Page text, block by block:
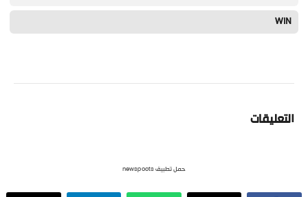
WIN
التعليقات
حمل تطبيق newspoots